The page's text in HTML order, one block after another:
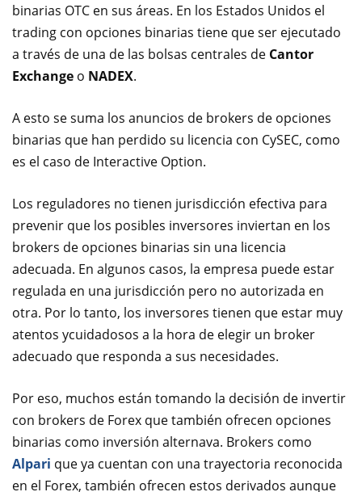
binarias OTC en sus áreas. En los Estados Unidos el
trading con opciones binarias tiene que ser ejecutado
a través de una de las bolsas centrales de Cantor
Exchange o NADEX.
A esto se suma los anuncios de brokers de opciones
binarias que han perdido su licencia con CySEC, como
es el caso de Interactive Option.
Los reguladores no tienen jurisdicción efectiva para
prevenir que los posibles inversores inviertan en los
brokers de opciones binarias sin una licencia
adecuada. En algunos casos, la empresa puede estar
regulada en una jurisdicción pero no autorizada en
otra. Por lo tanto, los inversores tienen que estar muy
atentos ycuidadosos a la hora de elegir un broker
adecuado que responda a sus necesidades.
Por eso, muchos están tomando la decisión de invertir
con brokers de Forex que también ofrecen opciones
binarias como inversión alternava. Brokers como
Alpari que ya cuentan con una trayectoria reconocida
en el Forex, también ofrecen estos derivados aunque